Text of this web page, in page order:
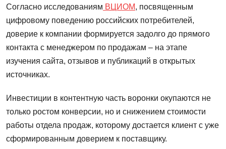
Согласно исследованиям ВЦИОМ, посвященным
цифровому поведению российских потребителей,
доверие к компании формируется задолго до прямого
контакта с менеджером по продажам – на этапе
изучения сайта, отзывов и публикаций в открытых
источниках.
Инвестиции в контентную часть воронки окупаются не
только ростом конверсии, но и снижением стоимости
работы отдела продаж, которому достается клиент с уже
сформированным доверием к поставщику.